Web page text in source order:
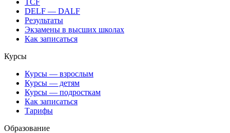
DELF — DALF
Результаты
Экзамены в высших школах
Как записаться
Курсы
Курсы — взрослым
Курсы — детям
Курсы — подросткам
Как записаться
Тарифы
Образование